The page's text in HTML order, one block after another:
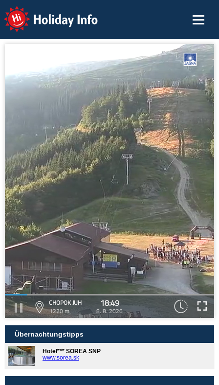
Holiday Info
CHOPOK JUH
1220 m
18:49
8. 8. 2026
Übernachtungstipps
Hotel*** SOREA SNP
www.sorea.sk